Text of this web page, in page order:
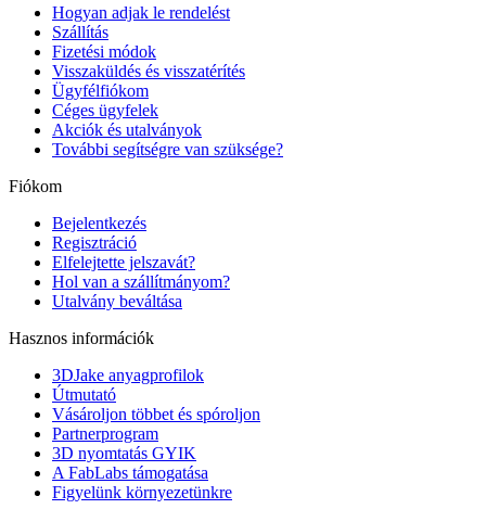
Hogyan adjak le rendelést
Szállítás
Fizetési módok
Visszaküldés és visszatérítés
Ügyfélfiókom
Céges ügyfelek
Akciók és utalványok
További segítségre van szüksége?
Fiókom
Bejelentkezés
Regisztráció
Elfelejtette jelszavát?
Hol van a szállítmányom?
Utalvány beváltása
Hasznos információk
3DJake anyagprofilok
Útmutató
Vásároljon többet és spóroljon
Partnerprogram
3D nyomtatás GYIK
A FabLabs támogatása
Figyelünk környezetünkre